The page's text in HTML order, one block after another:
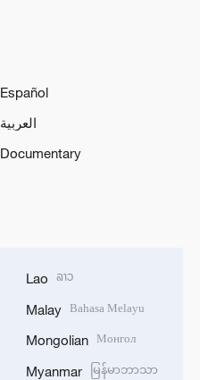
Español
العربية
Documentary
Lao ລາວ
Malay Bahasa Melayu
Mongolian Монгол
Myanmar မြန်မာဘာသာ